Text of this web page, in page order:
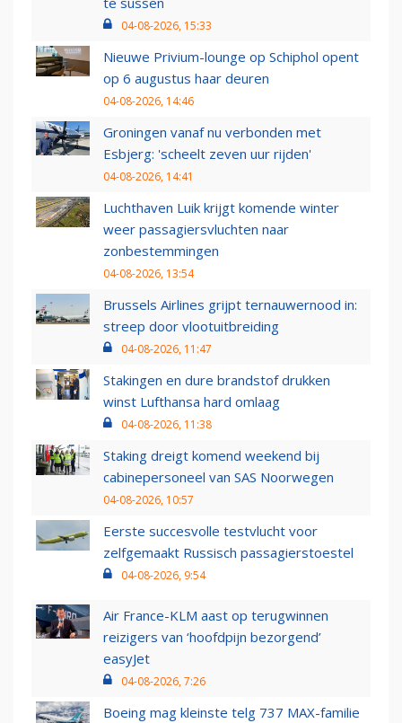
04-08-2026, 15:33
Nieuwe Privium-lounge op Schiphol opent
op 6 augustus haar deuren
04-08-2026, 14:46
Groningen vanaf nu verbonden met
Esbjerg: 'scheelt zeven uur rijden'
04-08-2026, 14:41
Luchthaven Luik krijgt komende winter
weer passagiersvluchten naar
zonbestemmingen
04-08-2026, 13:54
Brussels Airlines grijpt ternauwernood in:
streep door vlootuitbreiding
04-08-2026, 11:47
Stakingen en dure brandstof drukken
winst Lufthansa hard omlaag
04-08-2026, 11:38
Staking dreigt komend weekend bij
cabinepersoneel van SAS Noorwegen
04-08-2026, 10:57
Eerste succesvolle testvlucht voor
zelfgemaakt Russisch passagierstoestel
04-08-2026, 9:54
Air France-KLM aast op terugwinnen
reizigers van ‘hoofdpijn bezorgend’
easyJet
04-08-2026, 7:26
Boeing mag kleinste telg 737 MAX-familie